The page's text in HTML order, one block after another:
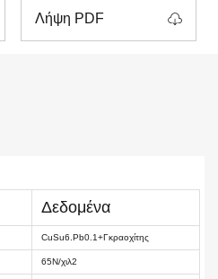
Λήψη PDF 
Δεδομένα
CuSu6.Pb0.1+Γκραοχίτης
65Ν/χιλ2